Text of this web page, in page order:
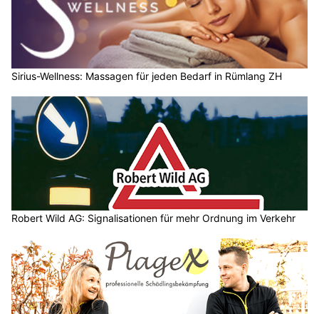
Sirius-Wellness: Massagen für jeden Bedarf in Rümlang ZH
Robert Wild AG: Signalisationen für mehr Ordnung im Verkehr